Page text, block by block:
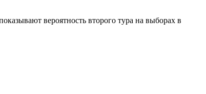
вероятность второго тура на выборах в